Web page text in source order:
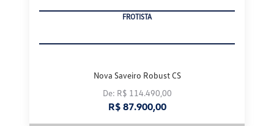
PRODUTOR RURAL
Nova Saveiro Robust CS
De: R$ 114.490,00
R$ 87.900,00